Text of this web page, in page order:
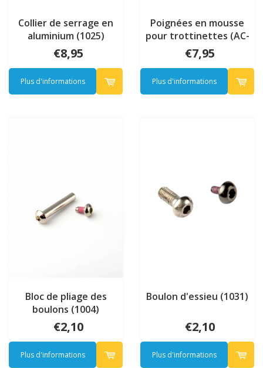
Collier de serrage en
aluminium (1025)
€8,95
Plus d'informations
Poignées en mousse
pour trottinettes (AC-
6001B)
€7,95
Plus d'informations
Bloc de pliage des
boulons (1004)
€2,10
Plus d'informations
Boulon d'essieu (1031)
€2,10
Plus d'informations